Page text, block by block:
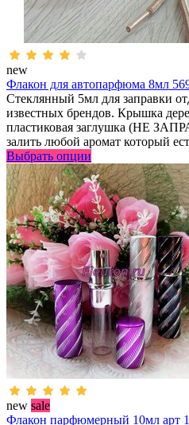
new
Флакон для автопарфюма 8мл
Стеклянный 5мл для заправки
известных брендов. Крышка
пластиковая заглушка (НЕ
залить любой аромат который
Выбрать опции
new sale
Флакон парфюмерный 10мл арт